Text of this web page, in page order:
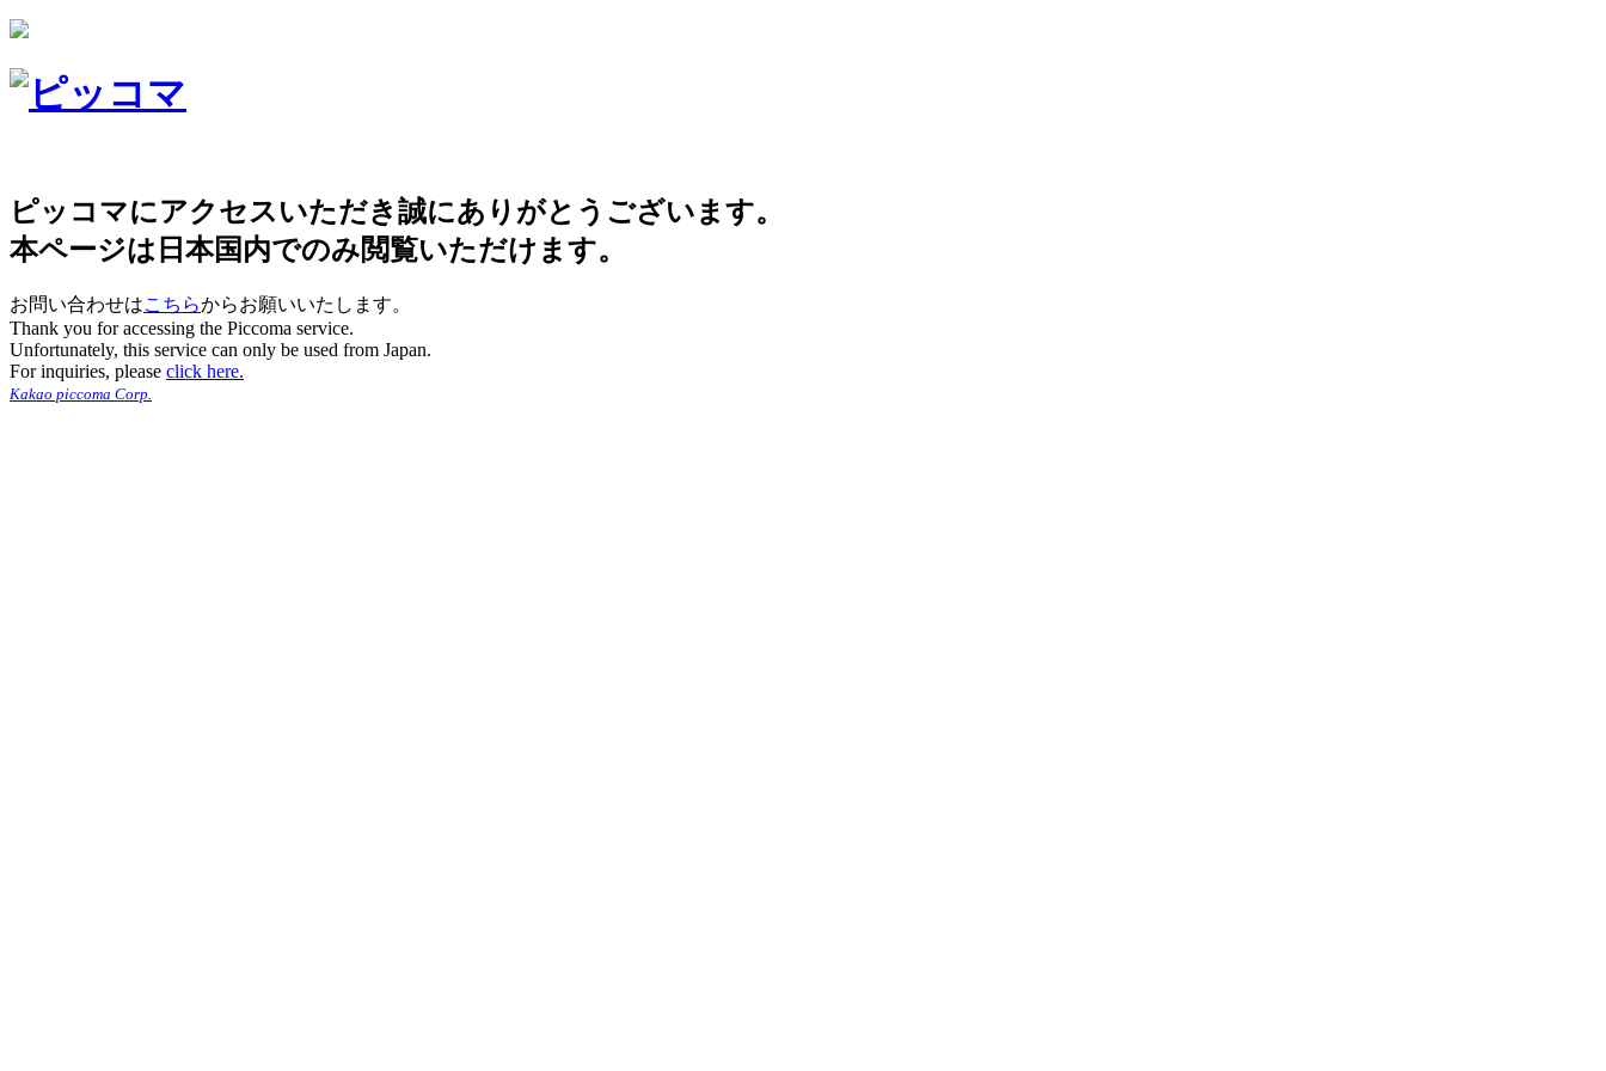
ピッコマにアクセスいただき誠にありがとうございます。
本ページは日本国内でのみ閲覧いただけます。
お問い合わせはこちらからお願いいたします。
Thank you for accessing the Piccoma service.
Unfortunately, this service can only be used from Japan.
For inquiries, please click here.
Kakao piccoma Corp.